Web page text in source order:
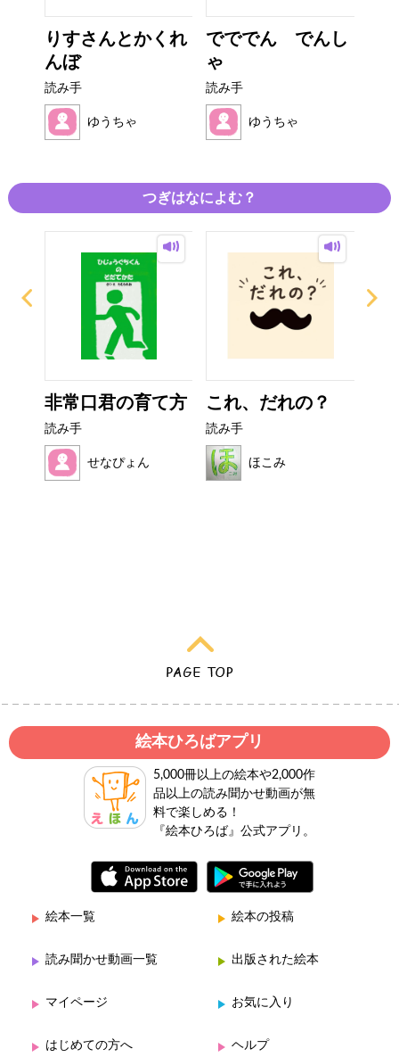
りすさんとかくれ
んぼ
読み手
ゆうちゃ
でででん でんし
ゃ
読み手
ゆうちゃ
つぎはなによむ？
非常口君の育て方
読み手
せなぴょん
これ、だれの？
読み手
ほこみ
絵本ひろばアプリ
5,000冊以上の絵本や2,000作
品以上の読み聞かせ動画が無
料で楽しめる！
『絵本ひろば』公式アプリ。
絵本一覧 絵本の投稿
読み聞かせ動画一覧 出版された絵本
マイページ お気に入り
はじめての方へ ヘルプ